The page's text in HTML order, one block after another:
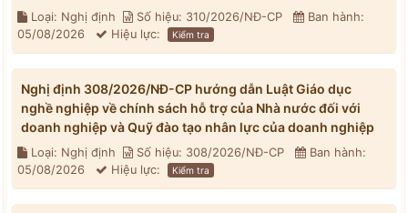
Loại: Nghị định Số hiệu: 310/2026/NĐ-CP
Ban hành:
05/08/2026
Hiệu lực: Kiểm tra
Nghị định 308/2026/NĐ-CP hướng dẫn Luật Giáo dục
nghề nghiệp về chính sách hỗ trợ của Nhà nước đối với
doanh nghiệp và Quỹ đào tạo nhân lực của doanh nghiệp
Loại: Nghị định Số hiệu: 308/2026/NĐ-CP
Ban hành:
05/08/2026
Hiệu lực: Kiểm tra